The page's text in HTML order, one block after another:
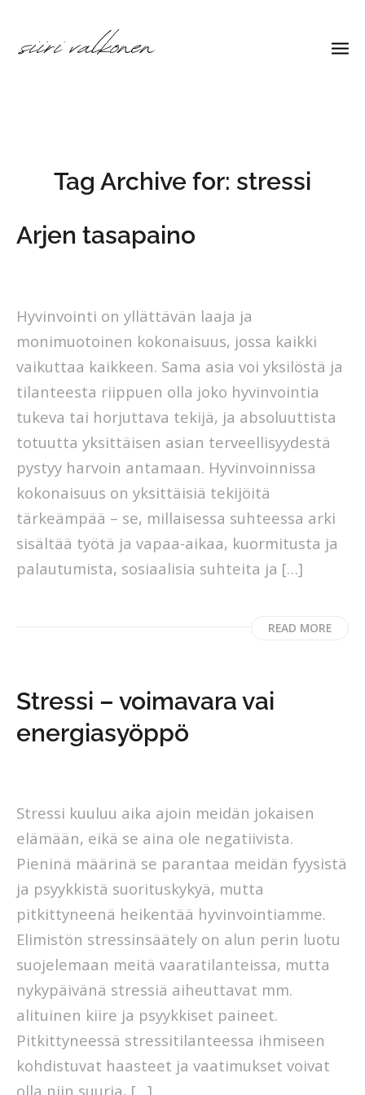
Tag Archive for: stressi
Arjen tasapaino
Hyvinvointi on yllättävän laaja ja
monimuotoinen kokonaisuus, jossa kaikki
vaikuttaa kaikkeen. Sama asia voi yksilöstä ja
tilanteesta riippuen olla joko hyvinvointia
tukeva tai horjuttava tekijä, ja absoluuttista
totuutta yksittäisen asian terveellisyydestä
pystyy harvoin antamaan. Hyvinvoinnissa
kokonaisuus on yksittäisiä tekijöitä
tärkeämpää – se, millaisessa suhteessa arki
sisältää työtä ja vapaa-aikaa, kuormitusta ja
palautumista, sosiaalisia suhteita ja […]
READ MORE
Stressi – voimavara vai
energiasyöppö
Stressi kuuluu aika ajoin meidän jokaisen
elämään, eikä se aina ole negatiivista.
Pieninä määrinä se parantaa meidän fyysistä
ja psyykkistä suorituskykyä, mutta
pitkittyneenä heikentää hyvinvointiamme.
Elimistön stressinsäätely on alun perin luotu
suojelemaan meitä vaaratilanteissa, mutta
nykypäivänä stressiä aiheuttavat mm.
alituinen kiire ja psyykkiset paineet.
Pitkittyneessä stressitilanteessa ihmiseen
kohdistuvat haasteet ja vaatimukset voivat
olla niin suuria, […]